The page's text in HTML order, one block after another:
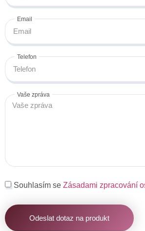
Email
Telefon
Vaše zpráva
Souhlasím se Zásadami zpracování
Odeslat dotaz na produkt